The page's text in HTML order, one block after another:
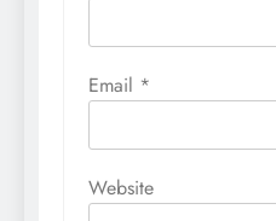
Email *
Website